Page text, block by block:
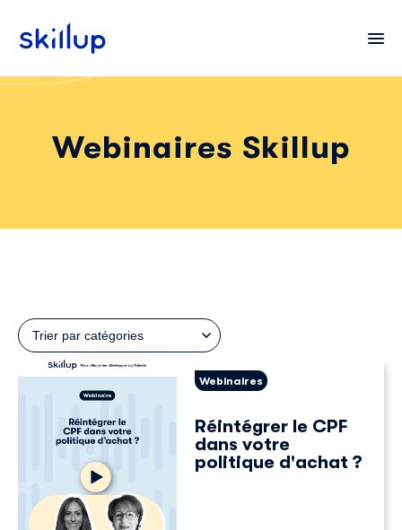
Clients
Webinaires Skillup
Trier par catégories
Webinaires
Réintégrer le CPF
dans votre
politique d'achat ?